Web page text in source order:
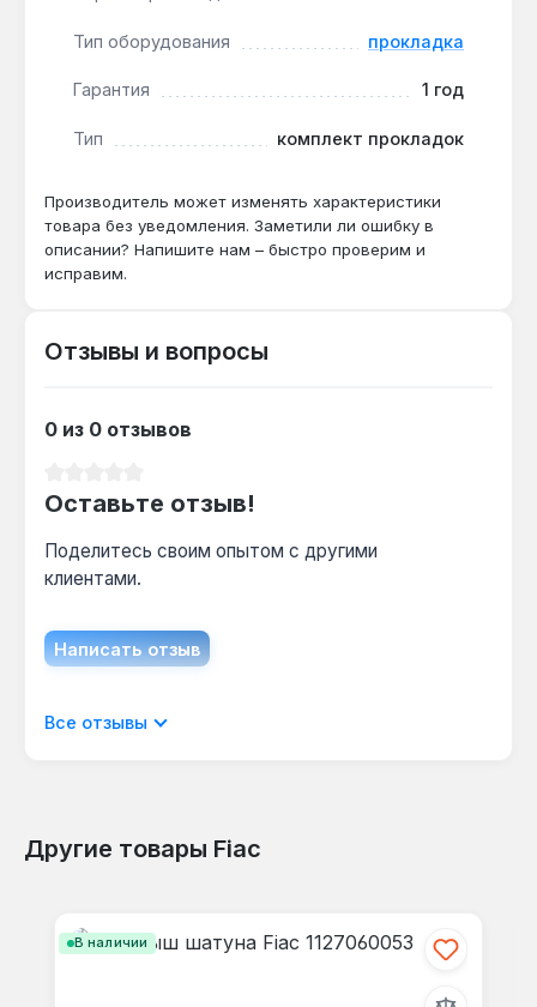
мастерских и СТО. Производство — Италия.
Тип оборудования прокладка
Гарантия 1 год
Тип комплект прокладок
Производитель может изменять характеристики
товара без уведомления. Заметили ли ошибку в
описании? Напишите нам – быстро проверим и
исправим.
Отзывы и вопросы
0 из 0 отзывов
Оставьте отзыв!
Поделитесь своим опытом с другими
клиентами.
Написать отзыв
Отображать отзывы только на текущем
Все отзывы
Другие товары Fiac
В наличии